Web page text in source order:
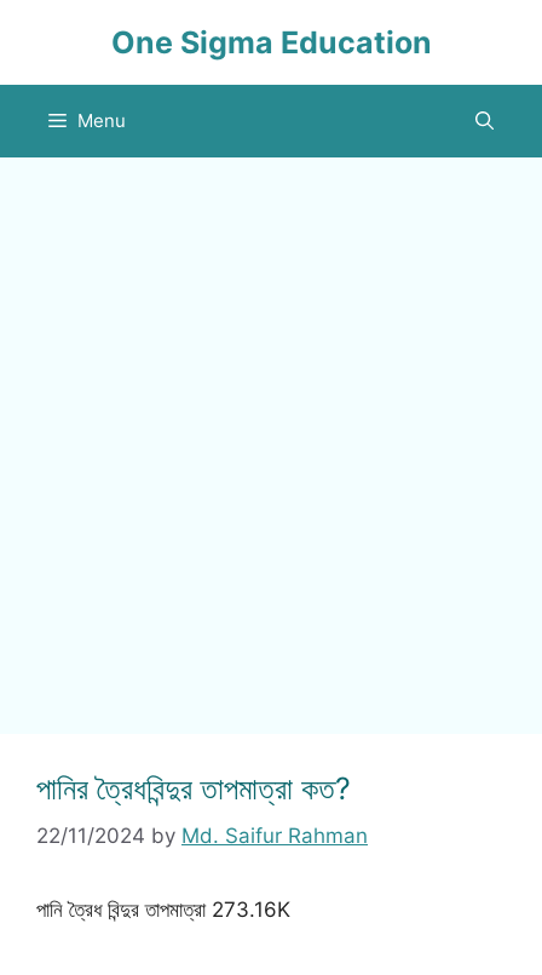
One Sigma Education
Menu
পানির ত্রৈধবিন্দুর তাপমাত্রা কত?
22/11/2024 by Md. Saifur Rahman
পানি ত্রৈধ বিন্দুর তাপমাত্রা 273.16K